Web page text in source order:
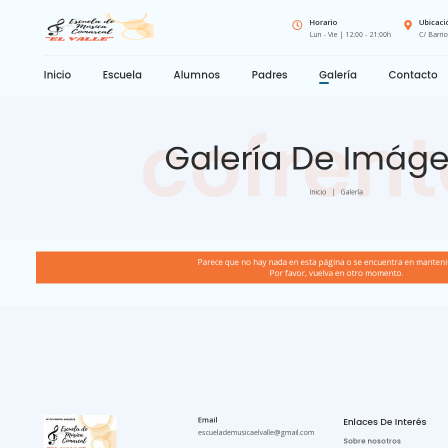
Horario
Lun - Vie | 12:00 - 21:00h C/
Inicio Escuela Alumnos Padres Galería Contacto
Galería De
Inicio Galería
Parece que no hay nada en esta página o se encuentra en
Por favor, vuelva en otro momento.
Email
escuelademusicaelvalle@gmail.com
Enlaces De Interés
Sobre nosotros